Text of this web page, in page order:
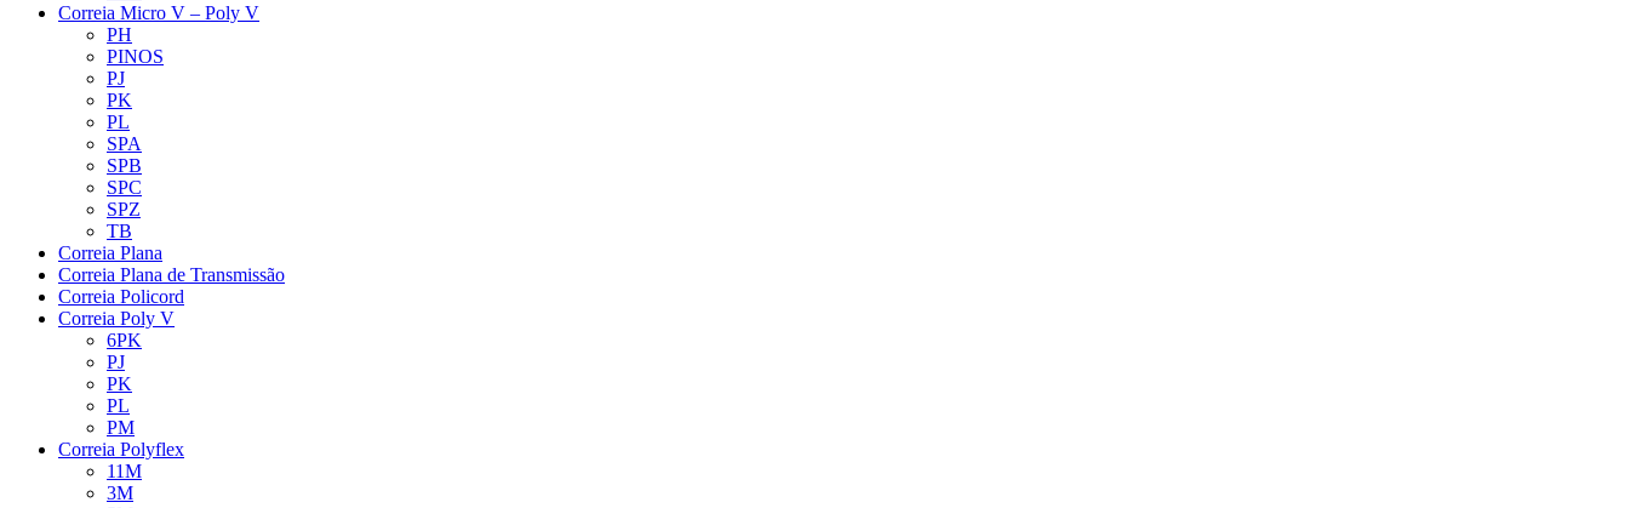
Correia Micro V – Poly V
PH
PINOS
PJ
PK
PL
SPA
SPB
SPC
SPZ
TB
Correia Plana
Correia Plana de Transmissão
Correia Policord
Correia Poly V
6PK
PJ
PK
PL
PM
Correia Polyflex
11M
3M